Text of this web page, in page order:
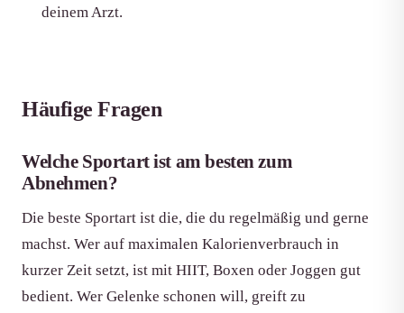
deinem Arzt.
Häufige Fragen
Welche Sportart ist am besten zum
Abnehmen?
Die beste Sportart ist die, die du regelmäßig und gerne
machst. Wer auf maximalen Kalorienverbrauch in
kurzer Zeit setzt, ist mit HIIT, Boxen oder Joggen gut
bedient. Wer Gelenke schonen will, greift zu